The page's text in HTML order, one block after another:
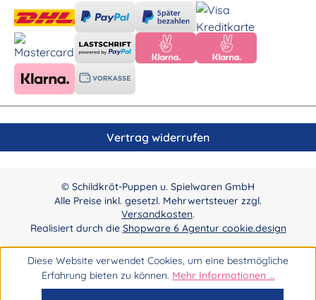
Vertrag widerrufen
© Schildkröt-Puppen u. Spielwaren GmbH
Alle Preise inkl. gesetzl. Mehrwertsteuer zzgl.
Versandkosten.
Realisiert durch die Shopware 6 Agentur cookie.design
Diese Website verwendet Cookies, um eine bestmögliche
Erfahrung bieten zu können. Mehr Informationen ...